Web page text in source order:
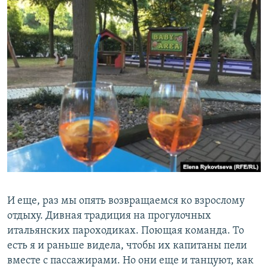
И еще, раз мы опять возвращаемся ко взрослому
отдыху. Дивная традиция на прогулочных
итальянских пароходиках. Поющая команда. То
есть я и раньше видела, чтобы их капитаны пели
вместе с пассажирами. Но они еще и танцуют, как